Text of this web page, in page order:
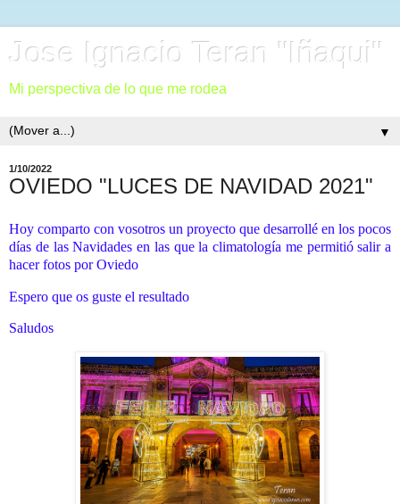
Jose Ignacio Teran "Iñaqui"
Mi perspectiva de lo que me rodea
▼
1/10/2022
OVIEDO "LUCES DE NAVIDAD 2021"
Hoy comparto con vosotros un proyecto que desarrollé en los pocos
días de las Navidades en las que la climatología me permitió salir a
hacer fotos por Oviedo
Espero que os guste el resultado
Saludos